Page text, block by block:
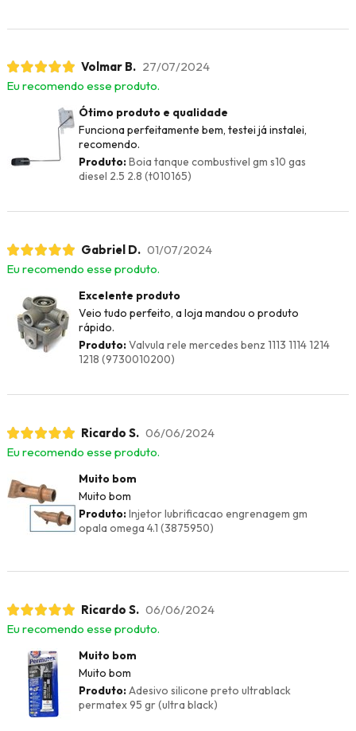
Volmar B. 27/07/2024
Eu recomendo esse produto.
Ótimo produto e qualidade
Funciona perfeitamente bem, testei já instalei,
recomendo.
Produto:Boia tanque combustivel gm s10 gas
diesel 2.5 2.8 (t010165)
Gabriel D. 01/07/2024
Eu recomendo esse produto.
Excelente produto
Veio tudo perfeito, a loja mandou o produto
rápido.
Produto:Valvula rele mercedes benz 1113 1114 1214
1218 (9730010200)
Ricardo S. 06/06/2024
Eu recomendo esse produto.
Muito bom
Muito bom
Produto:Injetor lubrificacao engrenagem gm
opala omega 4.1 (3875950)
Ricardo S. 06/06/2024
Eu recomendo esse produto.
Muito bom
Muito bom
Produto:Adesivo silicone preto ultrablack
permatex 95 gr (ultra black)